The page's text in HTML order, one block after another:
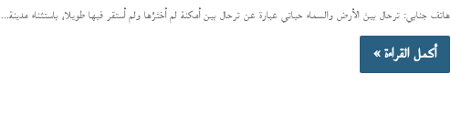
هاتف جنابي: ترحال بينَ الأرض والسماء حياتي عبارة عن ترحال بين أمكنة لم أختَرْها ولم أستقر فيها طويلا، باستثناء مدينة…
أكمل القراءة »